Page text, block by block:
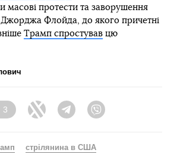
масові протести та заворушення
Джорджа Флойда, до якого причетні
Трамп спростувавцю
Facebook
3
Twitter TelegramViber
стрілянина в США